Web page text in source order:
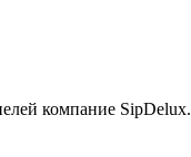
компание SipDelux.